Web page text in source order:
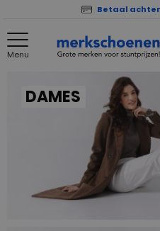
Betaal
Menu
DAMES